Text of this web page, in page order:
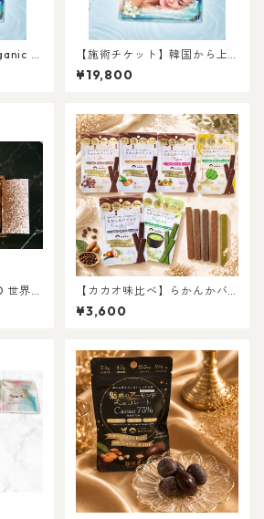
H
球 首
40分
【施術チケット】韓国から上
陸‼︎吸引しない毛穴洗浄で美肌
を育てる✨Organic Healing S
¥19,800
世界で
えた
プレ
【カカオ味比べ】らかんかバ
ランス6種セット
¥3,600